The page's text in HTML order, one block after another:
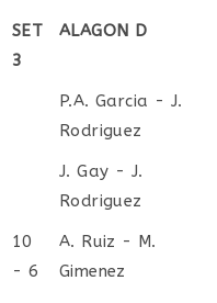
SET
3
ALAGON D
P.A. Garcia - J.
Rodriguez
J. Gay - J.
Rodriguez
10
- 6
A. Ruiz - M.
Gimenez